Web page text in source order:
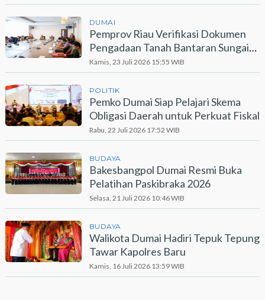
DUMAI
Pemprov Riau Verifikasi Dokumen
Pengadaan Tanah Bantaran Sungai
Dumai
Kamis, 23 Juli 2026 15:55 WIB
POLITIK
Pemko Dumai Siap Pelajari Skema
Obligasi Daerah untuk Perkuat Fiskal
Rabu, 22 Juli 2026 17:52 WIB
BUDAYA
Bakesbangpol Dumai Resmi Buka
Pelatihan Paskibraka 2026
Selasa, 21 Juli 2026 10:46 WIB
BUDAYA
Walikota Dumai Hadiri Tepuk Tepung
Tawar Kapolres Baru
Kamis, 16 Juli 2026 13:59 WIB